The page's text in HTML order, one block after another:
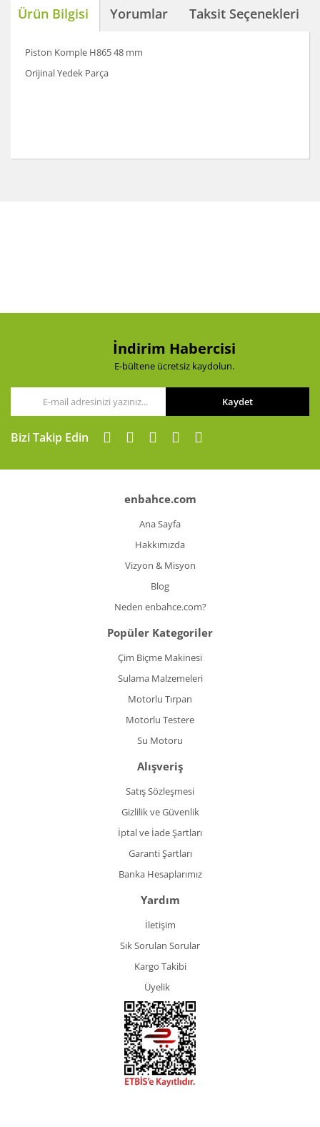
Ürün Bilgisi Yorumlar Taksit Seçenekleri
Piston Komple H865 48 mm
Orijinal Yedek Parça
Ürün fiyatı diğer sitelerden daha pahalı.
Gönder
İndirim Habercisi
E-bültene ücretsiz kaydolun.
Kaydet
Bizi Takip Edin
enbahce.com
Ana Sayfa
Hakkımızda
Vizyon & Misyon
Blog
Neden enbahce.com?
Popüler Kategoriler
Çim Biçme Makinesi
Sulama Malzemeleri
Motorlu Tırpan
Motorlu Testere
Su Motoru
Alışveriş
Satış Sözleşmesi
Gizlilik ve Güvenlik
İptal ve İade Şartları
Garanti Şartları
Banka Hesaplarımız
Yardım
İletişim
Sık Sorulan Sorular
Kargo Takibi
Üyelik